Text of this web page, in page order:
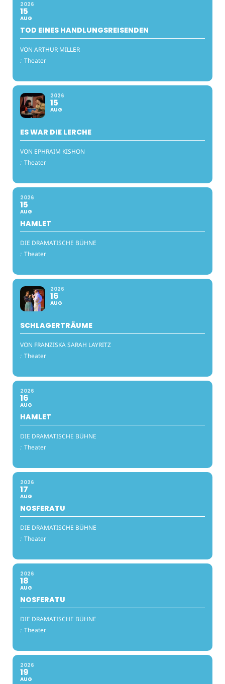
2026
15
AUG
TOD EINES HANDLUNGSREISENDEN
VON ARTHUR MILLER
: Theater
2026
15
AUG
ES WAR DIE LERCHE
VON EPHRAIM KISHON
: Theater
2026
15
AUG
HAMLET
DIE DRAMATISCHE BÜHNE
: Theater
2026
16
AUG
SCHLAGERTRÄUME
VON FRANZISKA SARAH LAYRITZ
: Theater
2026
16
AUG
HAMLET
DIE DRAMATISCHE BÜHNE
: Theater
2026
17
AUG
NOSFERATU
DIE DRAMATISCHE BÜHNE
: Theater
2026
18
AUG
NOSFERATU
DIE DRAMATISCHE BÜHNE
: Theater
2026
19
AUG